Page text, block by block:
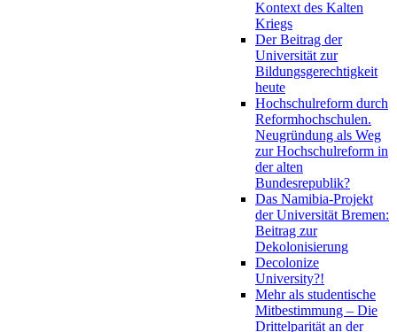
Kontext des Kalten
Kriegs
Der Beitrag der
Universität zur
Bildungsgerechtigkeit
heute
Hochschulreform durch
Reformhochschulen.
Neugründung als Weg
zur Hochschulreform in
der alten
Bundesrepublik?
Das Namibia-Projekt
der Universität Bremen:
Beitrag zur
Dekolonisierung
Decolonize
University?!
Mehr als studentische
Mitbestimmung – Die
Drittelparität an der